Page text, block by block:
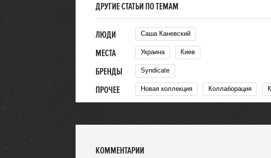
ДРУГИЕ СТАТЬИ ПО ТЕМАМ
ЛЮДИ Саша Каневский
МЕСТА Украина Киев
БРЕНДЫ Syndicate
ПРОЧЕЕ Новая коллекция Коллаборация
КОММЕНТАРИИ